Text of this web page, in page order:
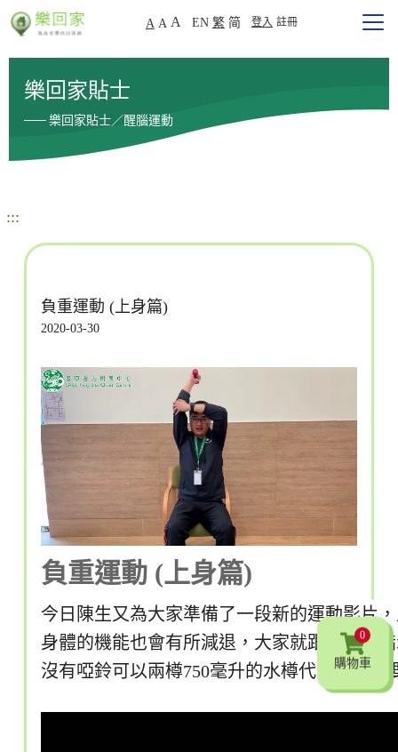
A A A EN 繁 简 登入 註冊
樂回家貼士
樂回家貼士／醒腦運動
:::
負重運動 (上身篇)
2020-03-30
負重運動 (上身篇)
今日陳生又為大家準備了一段新的運動影片
身體的機能也會有所減退，大家就跟著陳生
沒有啞鈴可以兩樽750毫升的水樽代替，記得
0
購物車